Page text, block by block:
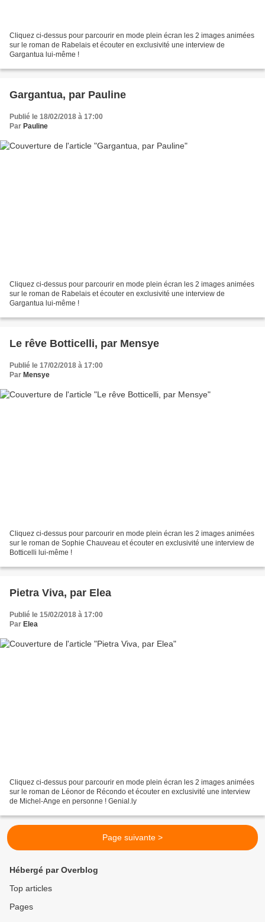
Cliquez ci-dessus pour parcourir en mode plein écran les 2 images animées
sur le roman de Rabelais et écouter en exclusivité une interview de
Gargantua lui-même !
Gargantua, par Pauline
Publié le 18/02/2018 à 17:00
Par Pauline
Cliquez ci-dessus pour parcourir en mode plein écran les 2 images animées
sur le roman de Rabelais et écouter en exclusivité une interview de
Gargantua lui-même !
Le rêve Botticelli, par Mensye
Publié le 17/02/2018 à 17:00
Par Mensye
Cliquez ci-dessus pour parcourir en mode plein écran les 2 images animées
sur le roman de Sophie Chauveau et écouter en exclusivité une interview de
Botticelli lui-même !
Pietra Viva, par Elea
Publié le 15/02/2018 à 17:00
Par Elea
Cliquez ci-dessus pour parcourir en mode plein écran les 2 images animées
sur le roman de Léonor de Récondo et écouter en exclusivité une interview
de Michel-Ange en personne ! Genial.ly
Page suivante >
Hébergé par Overblog
Top articles
Pages